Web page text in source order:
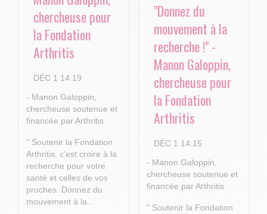
chercheuse pour
la Fondation
Arthritis
DÉC 1 14:19
- Manon Galoppin,
chercheuse soutenue et
financée par Arthritis
" Soutenir la Fondation
Arthritis, c'est croire à la
recherche pour votre
santé et celles de vos
proches. Donnez du
mouvement à la...
"Donnez du
mouvement à la
recherche !" -
Manon Galoppin,
chercheuse pour
la Fondation
Arthritis
DÉC 1 14:15
- Manon Galoppin,
chercheuse soutenue et
financée par Arthritis
" Soutenir la Fondation